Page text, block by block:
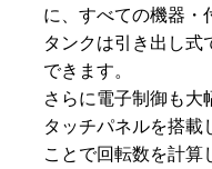
に、すべての機器・
タンクは引き出し式
できます。
さらに電子制御も大
タッチパネルを搭載
ことで回転数を計算